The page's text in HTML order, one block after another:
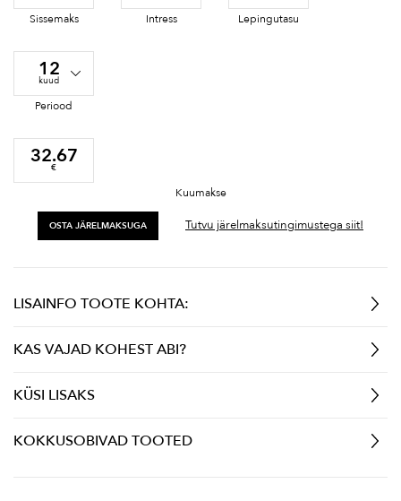
Sissemaks Intress Lepingutasu
12
kuud
Periood
32.67
€
Kuumakse
OSTA JÄRELMAKSUGA Tutvu järelmaksutingimustega siit!
LISAINFO TOOTE KOHTA:
KAS VAJAD KOHEST ABI?
KÜSI LISAKS
KOKKUSOBIVAD TOOTED